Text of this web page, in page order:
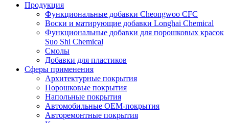
Продукция
Функциональные добавки Cheongwoo СFC
Воски и матирующие добавки Longhai Chemical
Функциональные добавки для порошковых красок
Suo Shi Chemical
Смолы
Добавки для пластиков
Сферы применения
Архитектурные покрытия
Порошковые покрытия
Напольные покрытия
Автомобильные ОЕМ-покрытия
Авторемонтные покрытия